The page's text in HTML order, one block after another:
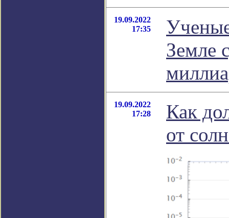
19.09.2022
17:35
Земле
19.09.2022
17:28
Как
от